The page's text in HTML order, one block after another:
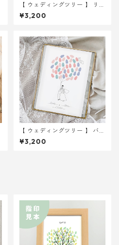
【 ウェディングツリー 】 リー
ス A4サイズ 用紙のみ ｜ 結婚
式 ウェディング
¥3,200
【 ウェディングツリー 】 バル
ーンイラスト A4サイズ 用紙
のみ ｜ 結婚式 ウェディング
¥3,200